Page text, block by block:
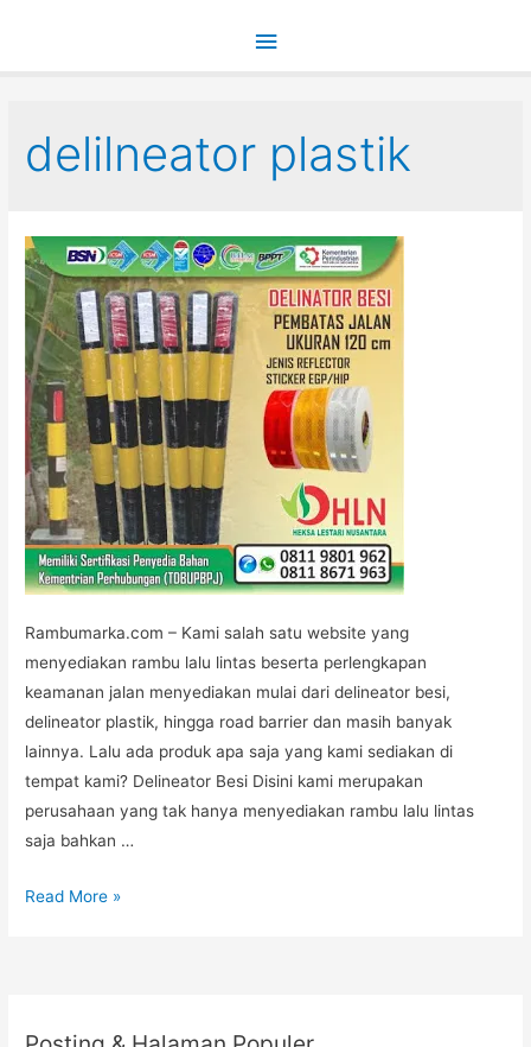
Main
delilneator plastik
Rambumarka.com – Kami salah satu website yang
menyediakan rambu lalu lintas beserta perlengkapan
keamanan jalan menyediakan mulai dari delineator besi,
delineator plastik, hingga road barrier dan masih banyak
lainnya. Lalu ada produk apa saja yang kami sediakan di
tempat kami? Delineator Besi Disini kami merupakan
perusahaan yang tak hanya menyediakan rambu lalu lintas
saja bahkan …
Daftar
Read More »